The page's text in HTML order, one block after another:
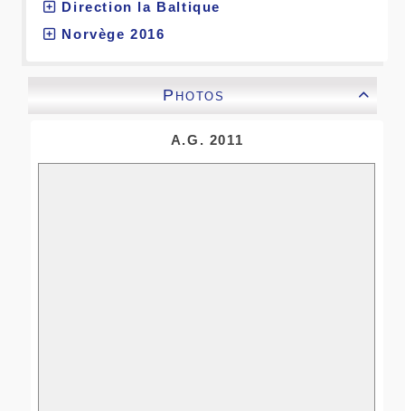
Direction la Baltique
Norvège 2016

Photos
A.G. 2011